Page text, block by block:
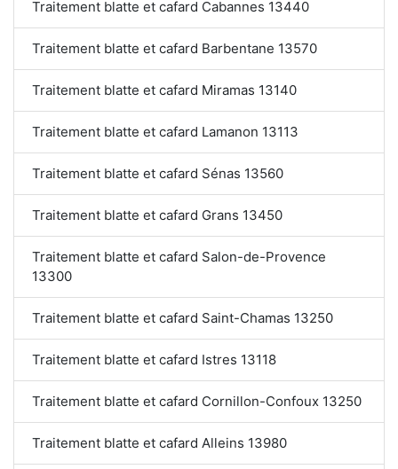
Traitement blatte et cafard Cabannes 13440
Traitement blatte et cafard Barbentane 13570
Traitement blatte et cafard Miramas 13140
Traitement blatte et cafard Lamanon 13113
Traitement blatte et cafard Sénas 13560
Traitement blatte et cafard Grans 13450
Traitement blatte et cafard Salon-de-Provence
13300
Traitement blatte et cafard Saint-Chamas 13250
Traitement blatte et cafard Istres 13118
Traitement blatte et cafard Cornillon-Confoux 13250
Traitement blatte et cafard Alleins 13980